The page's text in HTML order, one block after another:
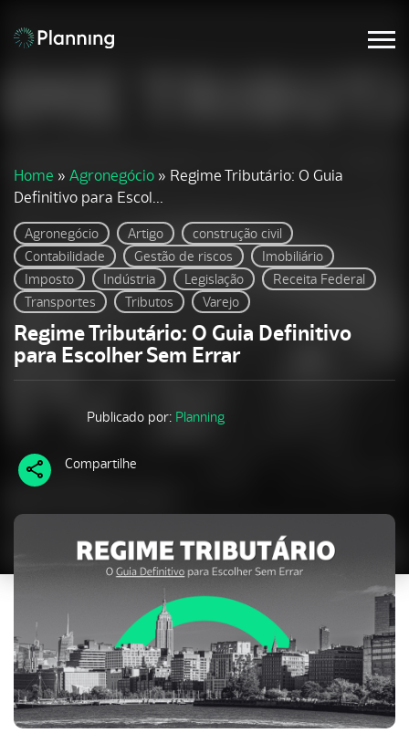
Home » Agronegócio » Regime Tributário: O Guia
Definitivo para Escol...
Agronegócio Artigo
construção civil
Contabilidade
Gestão de riscos
Imobiliário
Imposto
Indústria Legislação
Receita Federal
Transportes
Tributos Varejo
Regime Tributário: O Guia Definitivo
para Escolher Sem Errar
Publicado por: Planning
Compartilhe